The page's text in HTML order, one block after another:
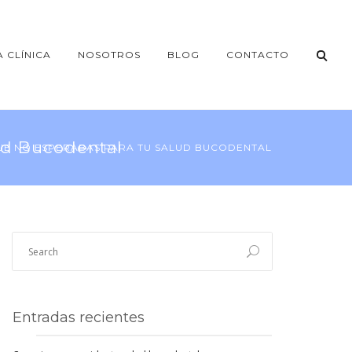
CLÍNICA NOSOTROS BLOG CONTACTO
Bucodental
NO ESPERABAS PARA TU SALUD BUCODENTAL
Entradas recientes